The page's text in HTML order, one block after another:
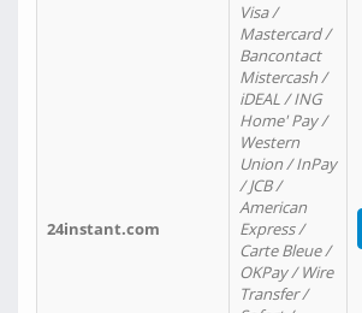
24instant.com
Visa /
Mastercard /
Bancontact
Mistercash /
iDEAL / ING
Home' Pay /
Western
Union / InPay
/ JCB /
American
Express /
Carte Bleue /
OKPay / Wire
Transfer /